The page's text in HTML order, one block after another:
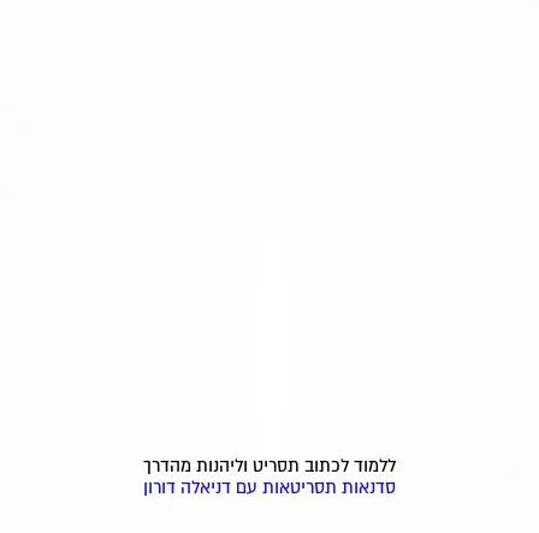
ללמוד לכתוב תסריט וליהנות מהדרך
סדנאות תסריטאות עם דניאלה דורון